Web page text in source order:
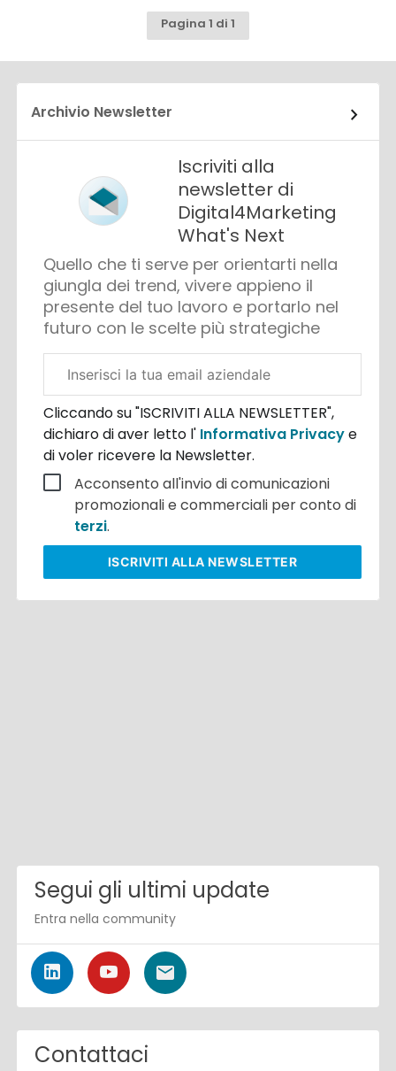
Pagina 1 di 1
Archivio Newsletter
Iscriviti alla
newsletter di
Digital4Marketing
What's Next
Quello che ti serve per orientarti nella
giungla dei trend, vivere appieno il
presente del tuo lavoro e portarlo nel
futuro con le scelte più strategiche
aziendale
Cliccando su "ISCRIVITI ALLA NEWSLETTER",
dichiaro di aver letto l' Informativa Privacye
di voler ricevere la Newsletter.
Acconsento all'invio di comunicazioni
promozionali e commerciali per conto di
terzi.
ISCRIVITI ALLA NEWSLETTER
Segui gli ultimi update
Entra nella community
Contattaci